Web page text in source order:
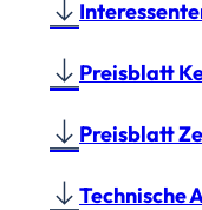
Preisblatt
Preisblatt
Technische